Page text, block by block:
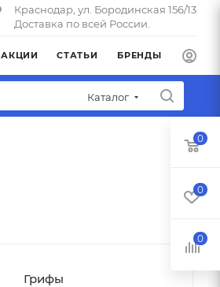
Краснодар, ул. Бородинская 156/13
Доставка по всей России.
АКЦИИ СТАТЬИ БРЕНДЫ
Каталог
Грифы
0
0
0